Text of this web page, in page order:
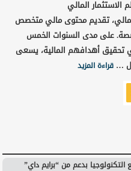
المالي
تقديم محتوى مالي متخصص
على مدى السنوات الخمس
تحقيق أهدافهم المالية، يسعى
…قراءة المزيد
التكنولوجيا بدعم من “برايم داي”